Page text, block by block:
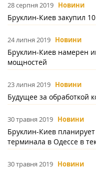
28 серпня 2019 Новини
Бруклин-Киев закупил
24 липня 2019 Новини
Бруклин-Киев намерен
мощностей
23 липня 2019 Новини
Будущее за обработкой
30 травня 2019 Новини
Бруклин-Киев
терминала в Одессе в
30 травня 2019 Новини